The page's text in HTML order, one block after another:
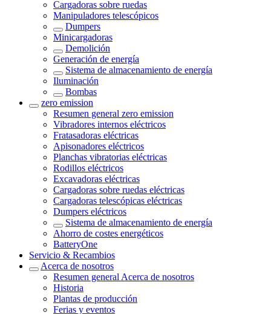
Cargadoras sobre ruedas
Manipuladores telescópicos
Dumpers
Minicargadoras
Demolición
Generación de energía
Sistema de almacenamiento de energía
Iluminación
Bombas
zero emission
Resumen general zero emission
Vibradores internos eléctricos
Fratasadoras eléctricas
Apisonadores eléctricos
Planchas vibratorias eléctricas
Rodillos eléctricos
Excavadoras eléctricas
Cargadoras sobre ruedas eléctricas
Cargadoras telescópicas eléctricas
Dumpers eléctricos
Sistema de almacenamiento de energía
Ahorro de costes energéticos
BatteryOne
Servicio & Recambios
Acerca de nosotros
Resumen general Acerca de nosotros
Historia
Plantas de producción
Ferias y eventos